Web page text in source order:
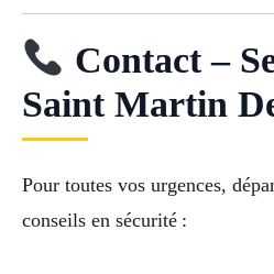
Contact –
Saint Martin
Pour toutes vos urgences,
conseils en sécurité :